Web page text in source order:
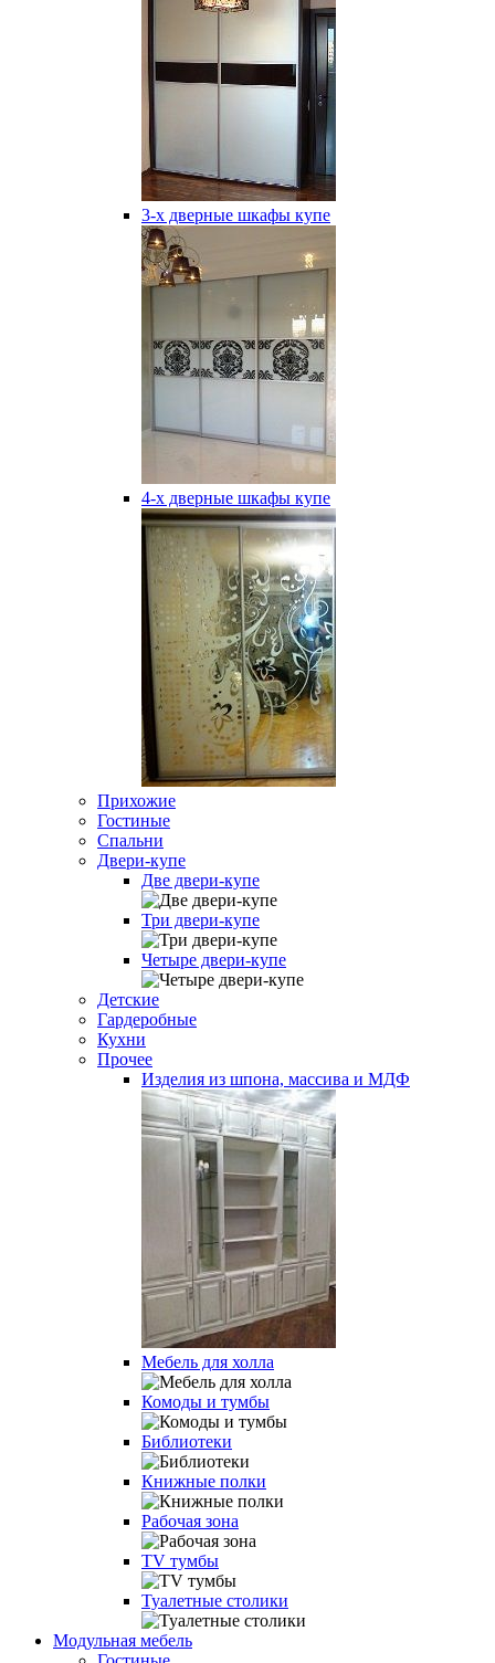
3-х дверные шкафы купе
4-х дверные шкафы купе
Прихожие
Гостиные
Спальни
Двери-купе
Две двери-купе
Три двери-купе
Четыре двери-купе
Детские
Гардеробные
Кухни
Прочее
Изделия из шпона, массива и МДФ
Мебель для холла
Комоды и тумбы
Библиотеки
Книжные полки
Рабочая зона
TV тумбы
Туалетные столики
Модульная мебель